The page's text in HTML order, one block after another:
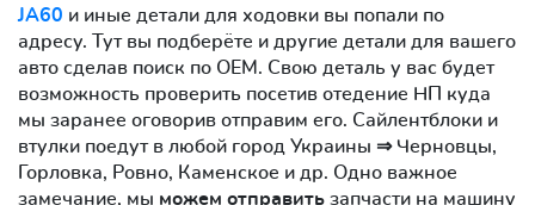
JA60 и иные детали для ходовки вы попали по
адресу. Тут вы подберёте и другие детали для вашего
авто сделав поиск по OEM. Свою деталь у вас будет
возможность проверить посетив отедение НП куда
мы заранее оговорив отправим его. Сайлентблоки и
втулки поедут в любой город Украины ⇒ Черновцы,
Горловка, Ровно, Каменское и др. Одно важное
замечание, мы можем отправить запчасти на машину